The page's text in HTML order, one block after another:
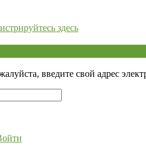
здесь
введите свой адрес